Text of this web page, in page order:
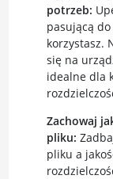
potrzeb:
pasującą
korzystasz.
się na
idealne dla
Zachowaj
pliku:
pliku a